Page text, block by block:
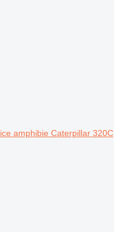
amphibie Caterpillar 320C